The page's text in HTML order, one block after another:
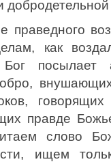
праведного
как
посылает
говорящих
правде
слово
ищем